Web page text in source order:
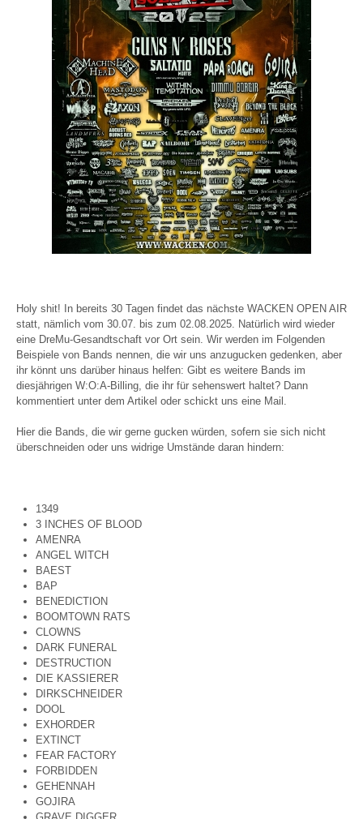
Holy shit! In bereits 30 Tagen findet das nächste WACKEN OPEN AIR
statt, nämlich vom 30.07. bis zum 02.08.2025. Natürlich wird wieder
eine DreMu-Gesandtschaft vor Ort sein. Wir werden im Folgenden
Beispiele von Bands nennen, die wir uns anzugucken gedenken, aber
ihr könnt uns darüber hinaus helfen: Gibt es weitere Bands im
diesjährigen W:O:A-Billing, die ihr für sehenswert haltet? Dann
kommentiert unter dem Artikel oder schickt uns eine Mail.
Hier die Bands, die wir gerne gucken würden, sofern sie sich nicht
überschneiden oder uns widrige Umstände daran hindern:
1349
3 INCHES OF BLOOD
AMENRA
ANGEL WITCH
BAEST
BAP
BENEDICTION
BOOMTOWN RATS
CLOWNS
DARK FUNERAL
DESTRUCTION
DIE KASSIERER
DIRKSCHNEIDER
DOOL
EXHORDER
EXTINCT
FEAR FACTORY
FORBIDDEN
GEHENNAH
GOJIRA